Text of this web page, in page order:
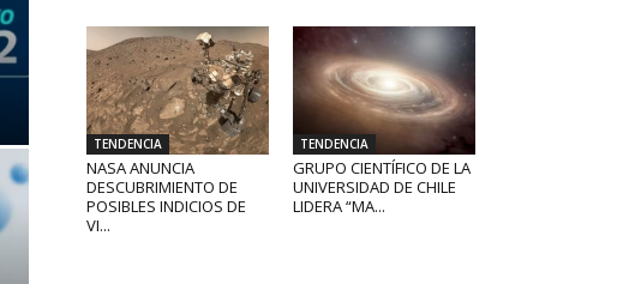
TENDENCIA
NASA ANUNCIA
DESCUBRIMIENTO DE
POSIBLES INDICIOS DE
VI...
TENDENCIA
GRUPO CIENTÍFICO DE LA
UNIVERSIDAD DE CHILE
LIDERA “MA...